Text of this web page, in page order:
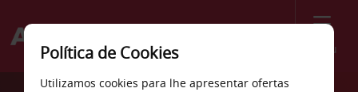
Menu
Welcome
Política de Cookies
Utilizamos cookies para lhe apresentar ofertas